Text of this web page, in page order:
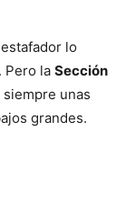
estafador lo
Pero la Sección
unas
grandes.